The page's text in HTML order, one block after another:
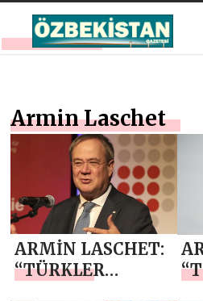
Armin Laschet
ARMİN LASCHET:
“TÜRKLER